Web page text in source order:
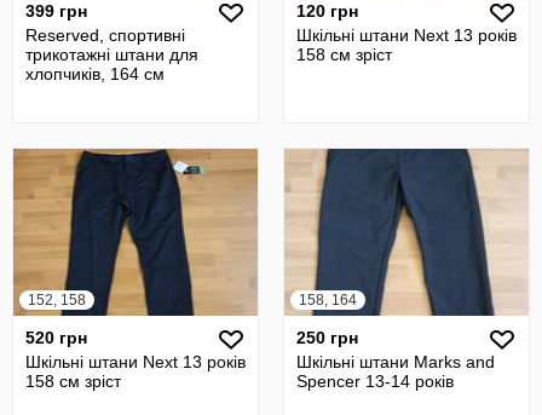
399 грн
Reserved, спортивні
трикотажні штани для
хлопчиків, 164 см
120 грн
Шкільні штани Next 13 років
158 см зріст
152, 158
520 грн
Шкільні штани Next 13 років
158 см зріст
158, 164
250 грн
Шкільні штани Marks and
Spencer 13-14 років